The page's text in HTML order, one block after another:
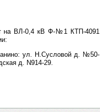
на ВЛ-0,4 кВ Ф-№1 КТП-4091
ул. Н.Сусловой д. №50-
д. N914-29.